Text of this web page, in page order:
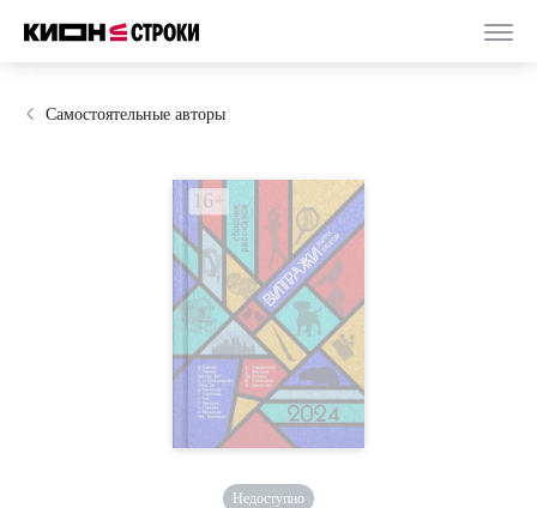
Самостоятельные авторы
Недоступно